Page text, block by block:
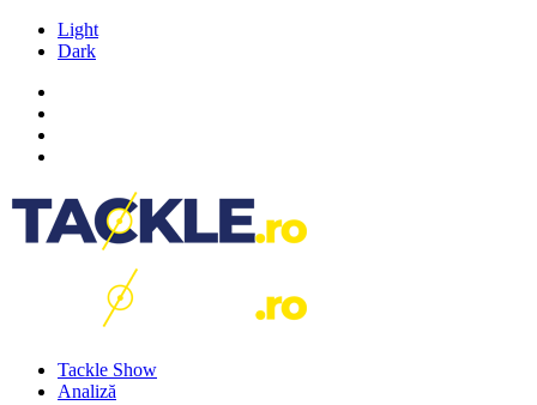
Light
Dark
Tackle Show
Analiză